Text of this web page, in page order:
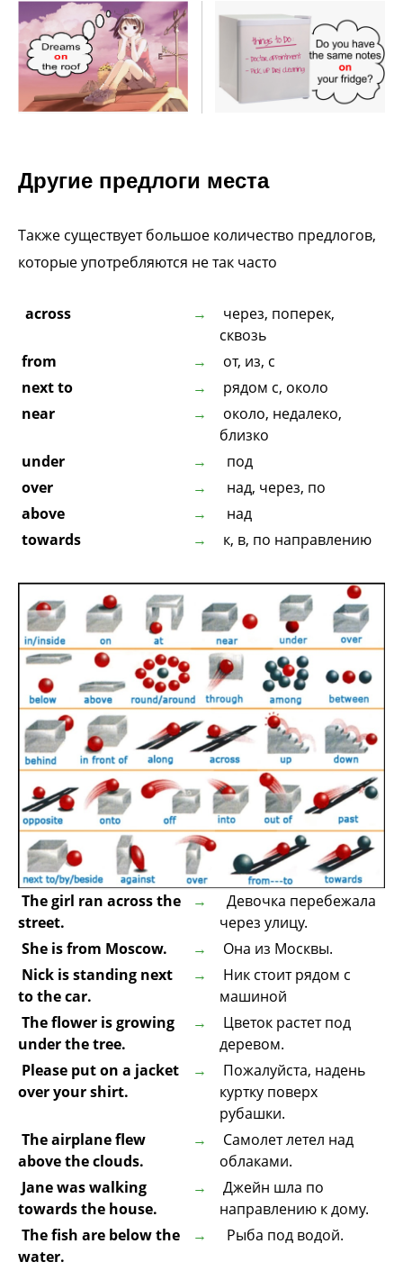
Другие предлоги места
Также существует большое количество предлогов,
которые употребляются не так часто
across
через, поперек,
сквозь
from
от, из, с
next to
рядом с, около
near
около, недалеко,
близко
under
под
over
над, через, по
above
над
towards
к, в, по направлению
The girl ran across the
street.
Девочка перебежала
через улицу.
She is from Moscow.
Она из Москвы.
Nick is standing next
to the car.
Ник стоит рядом с
машиной
The flower is growing
under the tree.
Цветок pастет под
деревом.
Please put on a jacket
over your shirt.
Пожалуйста, надень
куртку поверх
рубашки.
The airplane flew
above the clouds.
Самолет летел над
облаками.
Jane was walking
towards the house.
Джейн шла по
направлению к дому.
The fish are below the
water.
Рыба под водой.